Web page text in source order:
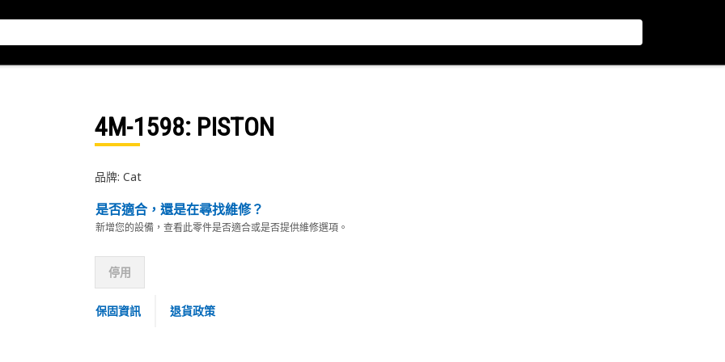
4M-1598: PISTON
品牌: Cat
是否適合，還是在尋找維修？
新增您的設備，查看此零件是否適合或是否提供維修選項。
停用
保固資訊 退貨政策